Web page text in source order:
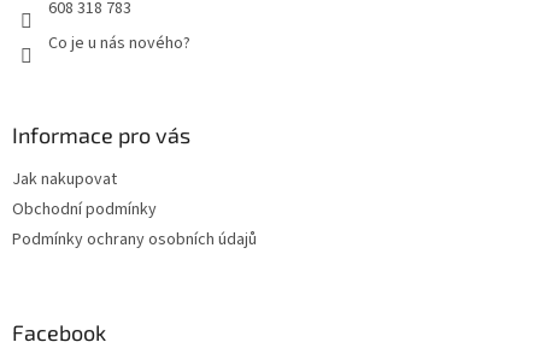
608 318 783
Co je u nás nového?
Informace pro vás
Jak nakupovat
Obchodní podmínky
Podmínky ochrany osobních údajů
Facebook